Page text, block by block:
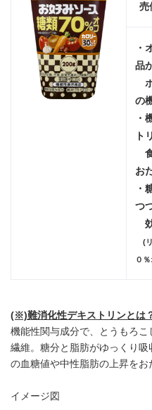
売
・
品
の
・
ト
お
・
つ
(リ
０
(※)難消化性デキストリンとは
機能性関与成分で、とうもろ
繊維。糖分と脂肪がゆっくり
の血糖値や中性脂肪の上昇をお
イメージ図